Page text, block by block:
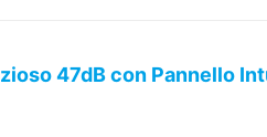
47dB con Pannello